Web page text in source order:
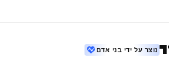
נוצר על ידי בני אדם